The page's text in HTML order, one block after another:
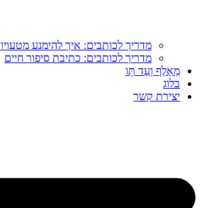
מדריך לכותבים: איך להימנע
מדריך לכותבים: כתיבת סיפור חיים
מֵאָלֶף וְעַד תָּו
בלוג
יצירת קשר